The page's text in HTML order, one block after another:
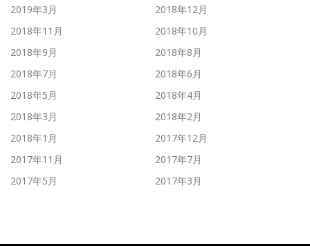
2019年3月
2018年12月
2018年11月
2018年10月
2018年9月
2018年8月
2018年7月
2018年6月
2018年5月
2018年4月
2018年3月
2018年2月
2018年1月
2017年12月
2017年11月
2017年7月
2017年5月
2017年3月